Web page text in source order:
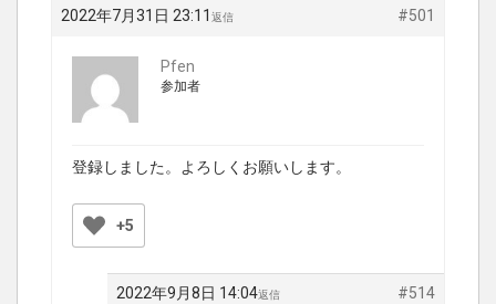
2022年7月31日 23:11 #501
返信
Pfen
参加者
登録しました。よろしくお願いします。
+5
2022年9月8日 14:04 #514
返信